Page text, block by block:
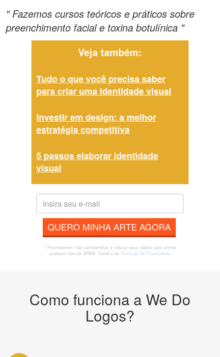
" Fazemos cursos teóricos e práticos sobre
preenchimento facial e toxina botulínica "
Veja também:
Tudo o que você precisa saber
para criar uma identidade visual
Investir em design: a melhor
estratégia competitiva
5 passos elaborar identidade
visual
QUERO MINHA ARTE AGORA
* Prometemos não compartilhar e utilizar seus dados para enviar
qualquer tipo de SPAM. Confira as Políticas de Privacidade.
Como funciona a We Do
Logos?